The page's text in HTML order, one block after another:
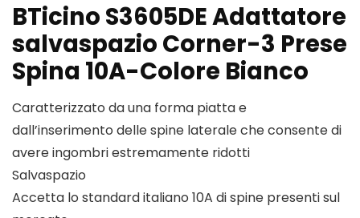
BTicino S3605DE Adattatore
salvaspazio Corner-3 Prese
Spina 10A-Colore Bianco
Caratterizzato da una forma piatta e
dall’inserimento delle spine laterale che consente di
avere ingombri estremamente ridotti
Salvaspazio
Accetta lo standard italiano 10A di spine presenti sul